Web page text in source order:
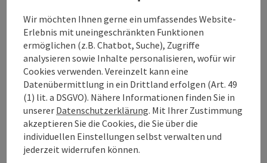
Kontakt
Öffnungszeiten
Anreise/Lage
Eignung
Wir möchten Ihnen gerne ein umfassendes Website-
Erlebnis mit uneingeschränkten Funktionen
ermöglichen (z.B. Chatbot, Suche), Zugriffe
analysieren sowie Inhalte personalisieren, wofür wir
Cookies verwenden. Vereinzelt kann eine
Datenübermittlung in ein Drittland erfolgen (Art. 49
(1) lit. a DSGVO). Nähere Informationen finden Sie in
unserer Datenschutzerklärung. Mit Ihrer Zustimmung
akzeptieren Sie die Cookies, die Sie über die
individuellen Einstellungen selbst verwalten und
jederzeit widerrufen können.